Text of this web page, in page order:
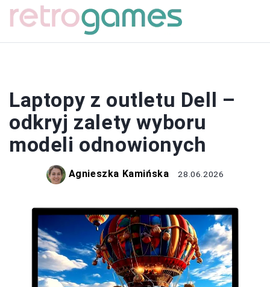
Laptopy z outletu Dell –
odkryj zalety wyboru
modeli odnowionych
Agnieszka Kamińska 28.06.2026